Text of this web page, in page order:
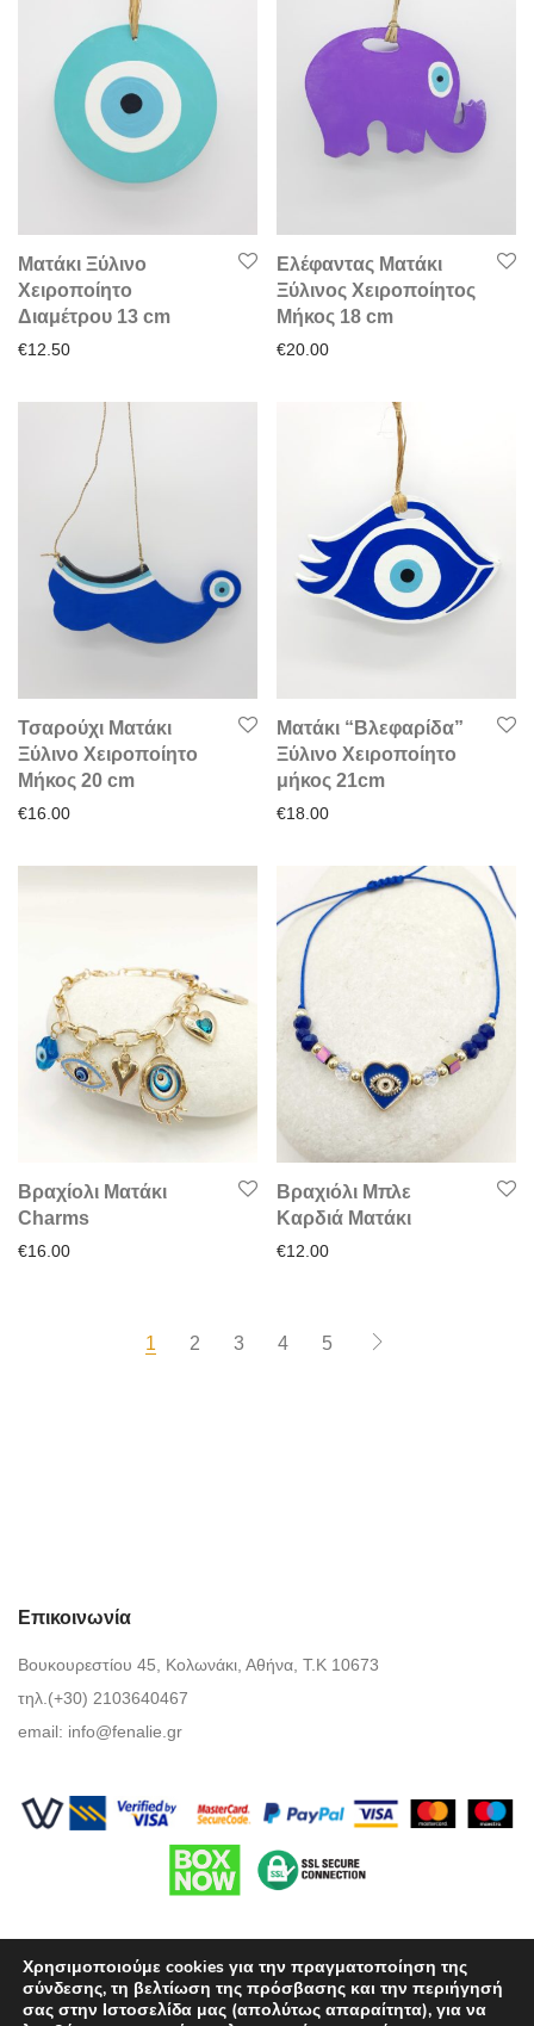
Ματάκι Ξύλινο
Χειροποίητο
Διαμέτρου 13 cm
€12.50
Ελέφαντας Ματάκι
Ξύλινος Χειροποίητος
Μήκος 18 cm
€20.00
Τσαρούχι Ματάκι
Ξύλινο Χειροποίητο
Μήκος 20 cm
€16.00
Ματάκι “Βλεφαρίδα”
Ξύλινο Χειροποίητο
μήκος 21cm
€18.00
Βραχίολι Ματάκι
Charms
€16.00
Βραχιόλι Μπλε
Καρδιά Ματάκι
€12.00
1 2 3 4 5
Επικοινωνία
Βουκουρεστίου 45, Κολωνάκι, Αθήνα, Τ.Κ 10673
τηλ.(+30) 2103640467
email: info@fenalie.gr
Χρησιμοποιούμε cookies για την πραγματοποίηση της
σύνδεσης, τη βελτίωση της πρόσβασης και την περιήγησή
σας στην Ιστοσελίδα μας (απολύτως απαραίτητα), για να